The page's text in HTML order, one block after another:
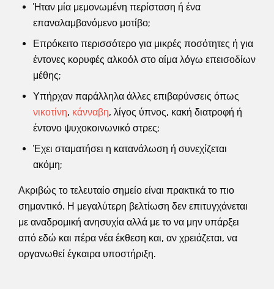
Ήταν μία μεμονωμένη περίσταση ή ένα
επαναλαμβανόμενο μοτίβο;
Επρόκειτο περισσότερο για μικρές ποσότητες ή για
έντονες κορυφές αλκοόλ στο αίμα λόγω επεισοδίων
μέθης;
Υπήρχαν παράλληλα άλλες επιβαρύνσεις όπως
νικοτίνη, κάνναβη, λίγος ύπνος, κακή διατροφή ή
έντονο ψυχοκοινωνικό στρες;
Έχει σταματήσει η κατανάλωση ή συνεχίζεται
ακόμη;
Ακριβώς το τελευταίο σημείο είναι πρακτικά το πιο
σημαντικό. Η μεγαλύτερη βελτίωση δεν επιτυγχάνεται
με αναδρομική ανησυχία αλλά με το να μην υπάρξει
από εδώ και πέρα νέα έκθεση και, αν χρειάζεται, να
οργανωθεί έγκαιρα υποστήριξη.